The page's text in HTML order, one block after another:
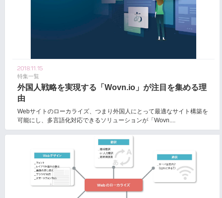
2018.11.15
特集一覧
外国人戦略を実現する「Wovn.io」が注目を集める理
由
Webサイトのローカライズ、つまり外国人にとって最適なサイト構築を
可能にし、多言語化対応できるソリューションが「Wovn....